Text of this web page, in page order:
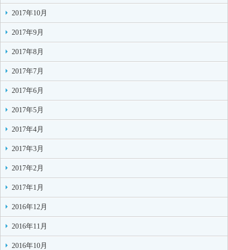
2017年10月
2017年9月
2017年8月
2017年7月
2017年6月
2017年5月
2017年4月
2017年3月
2017年2月
2017年1月
2016年12月
2016年11月
2016年10月